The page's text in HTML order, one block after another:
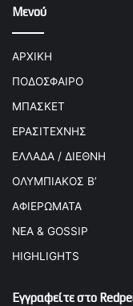
Μενού
ΑΡΧΙΚΗ
ΠΟΔΟΣΦΑΙΡΟ
ΜΠΑΣΚΕΤ
ΕΡΑΣΙΤΕΧΝΗΣ
ΕΛΛΑΔΑ / ΔΙΕΘΝΗ
ΟΛΥΜΠΙΑΚΟΣ Β’
ΑΦΙΕΡΩΜΑΤΑ
ΝΕΑ & GOSSIP
HIGHLIGHTS
Εγγραφείτε στο